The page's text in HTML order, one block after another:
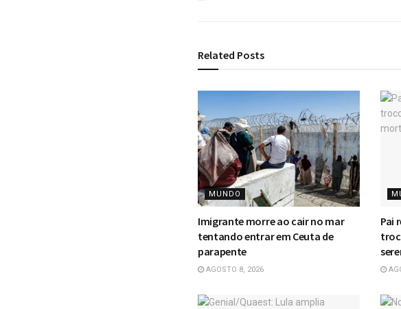
Related Posts
MUNDO
Imigrante morre ao cair no mar
tentando entrar em Ceuta de
parapente
AGOSTO 8, 2026
Pai